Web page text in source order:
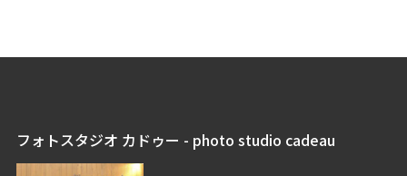
フォトスタジオ カドゥー - photo studio cadeau